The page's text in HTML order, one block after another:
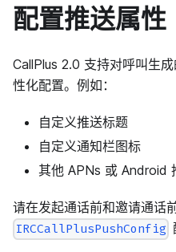
配置推送属性
CallPlus 2.0 支持对呼叫生
性化配置。例如：
自定义推送标题
自定义通知栏图标
其他 APNs 或 Android
请在发起通话前和邀请通话
IRCCallPlusPushConfig